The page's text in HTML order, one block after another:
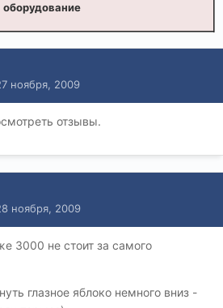
оборудование
ноября, 2009
отзывы.
ноября, 2009
3000 не стоит за самого
глазное яблоко немного вниз -